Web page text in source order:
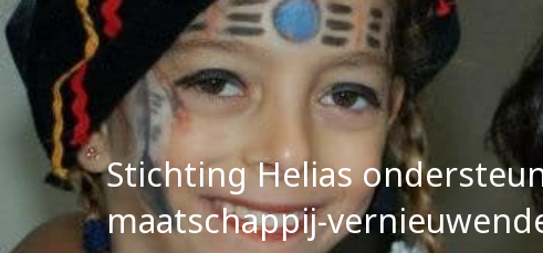
Stichting Helias
maatschappij-